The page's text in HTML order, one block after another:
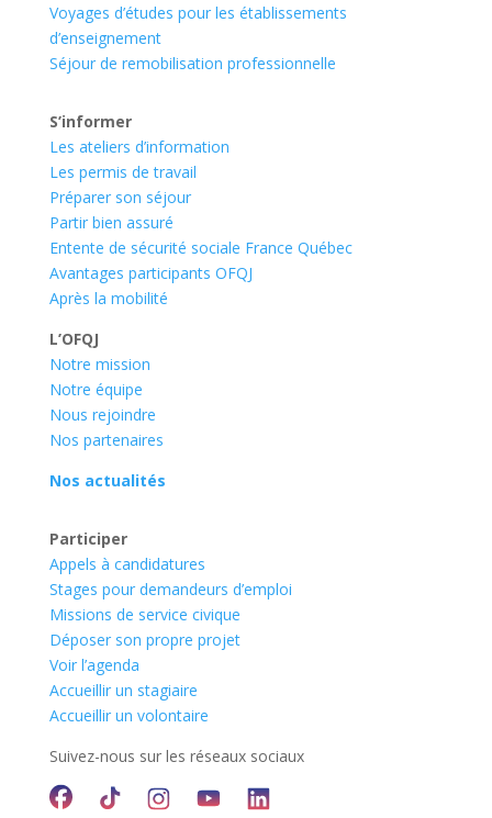
Voyages d’études pour les établissements
d’enseignement
Séjour de remobilisation professionnelle
S’informer
Les ateliers d’information
Les permis de travail
Préparer son séjour
Partir bien assuré
Entente de sécurité sociale France Québec
Avantages participants OFQJ
Après la mobilité
L’OFQJ
Notre mission
Notre équipe
Nous rejoindre
Nos partenaires
Nos actualités
Participer
Appels à candidatures
Stages pour demandeurs d’emploi
Missions de service civique
Déposer son propre projet
Voir l’agenda
Accueillir un stagiaire
Accueillir un volontaire
Suivez-nous sur les réseaux sociaux